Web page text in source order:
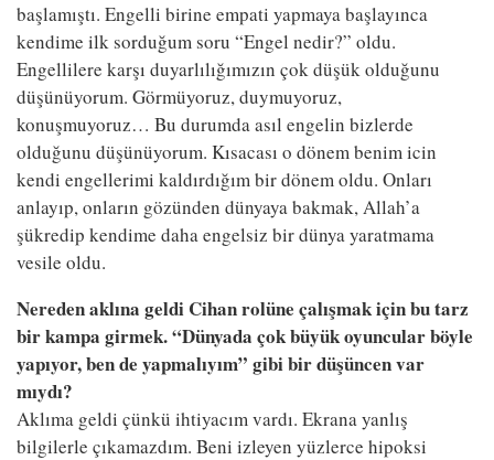
başlamıştı. Engelli birine empati yapmaya başlayınca
kendime ilk sorduğum soru “Engel nedir?” oldu.
Engellilere karşı duyarlılığımızın çok düşük olduğunu
düşünüyorum. Görmüyoruz, duymuyoruz,
konuşmuyoruz… Bu durumda asıl engelin bizlerde
olduğunu düşünüyorum. Kısacası o dönem benim icin
kendi engellerimi kaldırdığım bir dönem oldu. Onları
anlayıp, onların gözünden dünyaya bakmak, Allah’a
şükredip kendime daha engelsiz bir dünya yaratmama
vesile oldu.
Nereden aklına geldi Cihan rolüne çalışmak için bu tarz
bir kampa girmek. “Dünyada çok büyük oyuncular böyle
yapıyor, ben de yapmalıyım” gibi bir düşüncen var
mıydı?
Aklıma geldi çünkü ihtiyacım vardı. Ekrana yanlış
bilgilerle çıkamazdım. Beni izleyen yüzlerce hipoksi